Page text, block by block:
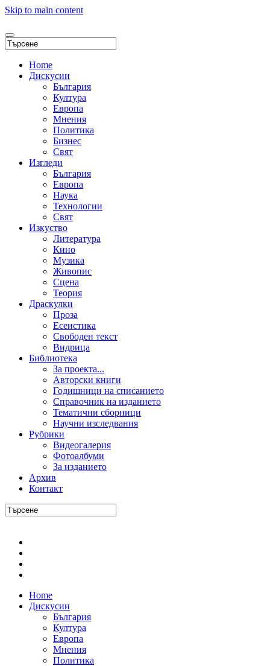
Skip to main content
Home
Дискусии
България
Култура
Европа
Мнения
Политика
Бизнес
Свят
Изгледи
България
Европа
Наука
Технологии
Свят
Изкуство
Литература
Кино
Музика
Живопис
Сцена
Теория
Драскулки
Проза
Есеистика
Свободен текст
Видрица
Библиотека
За проекта...
Авторски книги
Годишници на списанието
Справочник на изданието
Тематични сборници
Научни изследвания
Рубрики
Видеогалерия
Фотоалбуми
За изданието
Архив
Контакт
Home
Дискусии
България
Култура
Европа
Мнения
Политика